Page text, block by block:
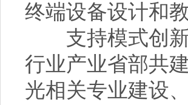
终端设备设计和
支持模式创新
行业产业省部共
光相关专业建设